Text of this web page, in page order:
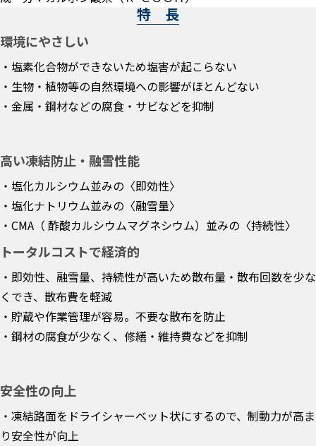
特 長
環境にやさしい
・塩素化合物ができないため塩害が起こらない
・生物・植物等の自然環境への影響がほとんどない
・金属・鋼材などの腐食・サビなどを抑制
高い凍結防止・融雪性能
・塩化カルシウム並みの〈即効性〉
・塩化ナトリウム並みの〈融雪量〉
・CMA（ 酢酸カルシウムマグネシウム）並みの〈持続性〉
トータルコストで経済的
・即効性、融雪量、持続性が高いため散布量・散布回数を少な
くでき、散布費を軽減
・貯蔵や作業管理が容易。不要な散布を防止
・鋼材の腐食が少なく、修繕・維持費などを抑制
安全性の向上
・凍結路面をドライシャーベット状にするので、制動力が高ま
り安全性が向上